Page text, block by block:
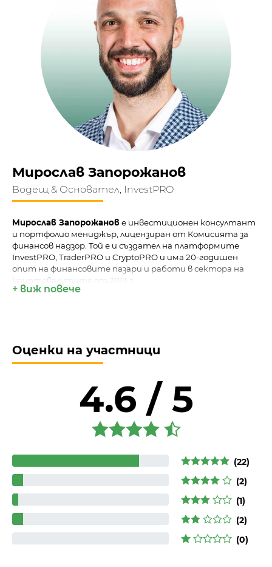
Мирослав Запорожанов
Водещ & Основател, InvestPRO
Мирослав Запорожанове инвестиционен консултант
и портфолио мениджър, лицензиран от Комисията за
финансов надзор. Той е и създател на платформите
InvestPRO, TraderPRO и CryptoPRO и има 20-годишен
опит на финансовите пазари и работи в сектора на
криптовалутите от 2013 г.
+ виж повече
Оценки на участници
4.6 / 5
(22)
(2)
(1)
(2)
(0)